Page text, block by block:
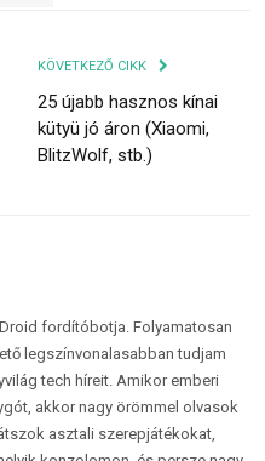
KÖVETKEZŐ CIKK
25 újabb hasznos kínai
kütyü jó áron (Xiaomi,
BlitzWolf, stb.)
fordítóbotja. Folyamatosan
legszínvonalasabban tudjam
tech híreit. Amikor emberi
akkor nagy örömmel olvasok
asztali szerepjátékokat,